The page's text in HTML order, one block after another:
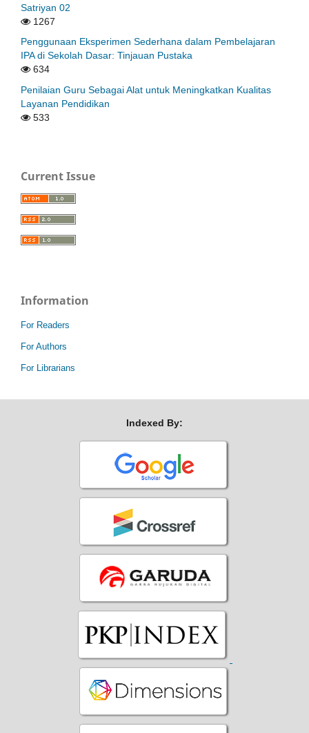
Satriyan 02
1267
Penggunaan Eksperimen Sederhana dalam Pembelajaran
IPA di Sekolah Dasar: Tinjauan Pustaka
634
Penilaian Guru Sebagai Alat untuk Meningkatkan Kualitas
Layanan Pendidikan
533
Current Issue
Information
For Readers
For Authors
For Librarians
Indexed By: